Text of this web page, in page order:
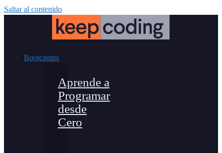
Saltar al contenido
Bootcamps
Aprende a
Programar
desde
Cero